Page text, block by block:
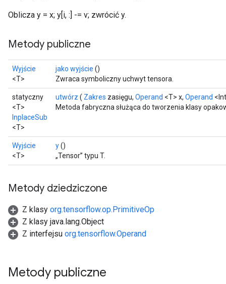
Oblicza y = x; y[i, :] -= v; zwrócić y.
Metody publiczne
Wyjście
<T>
jako wyjście ()
Zwraca symboliczny uchwyt tensora.
statyczny
<T>
InplaceSub
<T>
utwórz ( Zakres zasięgu, Operand <T> x, Operand
Metoda fabryczna służąca do tworzenia klasy
Wyjście
<T>
y()
„Tensor” typu T.
Metody dziedziczone
Z klasy org.tensorflow.op.PrimitiveOp
Z klasy java.lang.Object
Z interfejsu org.tensorflow.Operand
Metody publiczne